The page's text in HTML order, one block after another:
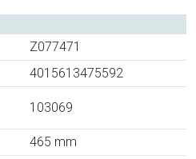
Z077471
4015613475592
103069
465 mm